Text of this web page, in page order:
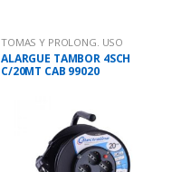
TOMAS Y PROLONG. USO
DOMESTICO
ALARGUE TAMBOR 4SCH
C/20MT CAB 99020